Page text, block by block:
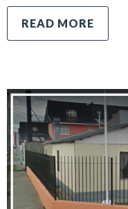
READ MORE